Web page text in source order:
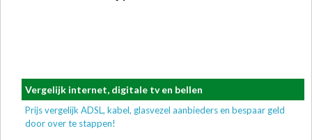
Vergelijk internet, digitale tv en bellen
Prijs vergelijk ADSL, kabel, glasvezel aanbieders en bespaar geld
door over te stappen!